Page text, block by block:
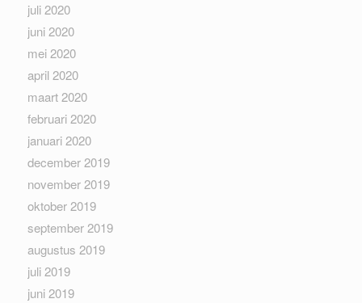
juli 2020
juni 2020
mei 2020
april 2020
maart 2020
februari 2020
januari 2020
december 2019
november 2019
oktober 2019
september 2019
augustus 2019
juli 2019
juni 2019